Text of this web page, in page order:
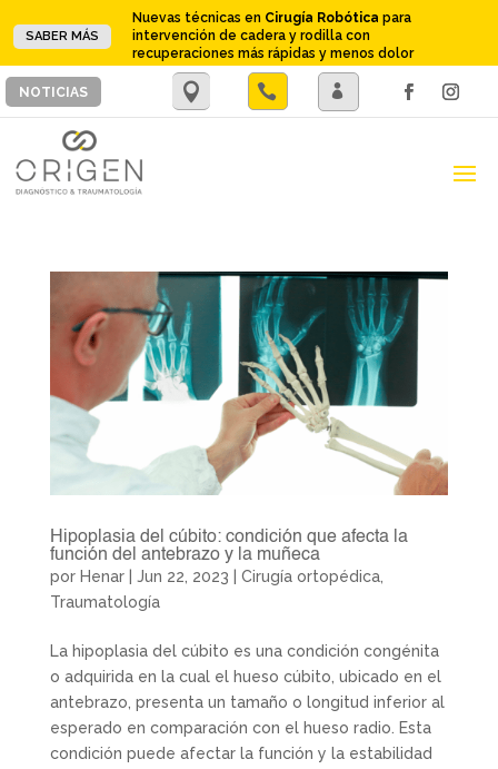
SABER MÁS
Nuevas técnicas en Cirugía Robótica para
intervención de cadera y rodilla con
recuperaciones más rápidas y menos dolor
NOTICIAS 
Hipoplasia del cúbito: condición que afecta la
función del antebrazo y la muñeca
por Henar| Jun 22, 2023 Cirugía ortopédica,
Traumatología
La hipoplasia del cúbito es una condición congénita
o adquirida en la cual el hueso cúbito, ubicado en el
antebrazo, presenta un tamaño o longitud inferior al
esperado en comparación con el hueso radio. Esta
condición puede afectar la función y la estabilidad